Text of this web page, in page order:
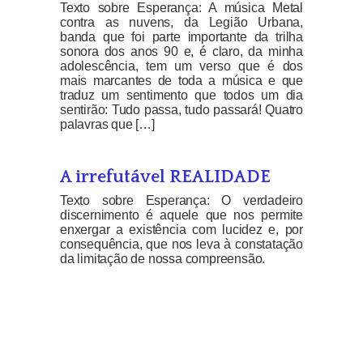
Texto sobre Esperança: A música Metal
contra as nuvens, da Legião Urbana,
banda que foi parte importante da trilha
sonora dos anos 90 e, é claro, da minha
adolescência, tem um verso que é dos
mais marcantes de toda a música e que
traduz um sentimento que todos um dia
sentirão: Tudo passa, tudo passará! Quatro
palavras que […]
A irrefutável REALIDADE
Texto sobre Esperança: O verdadeiro
discernimento é aquele que nos permite
enxergar a existência com lucidez e, por
consequência, que nos leva à constatação
da limitação de nossa compreensão.